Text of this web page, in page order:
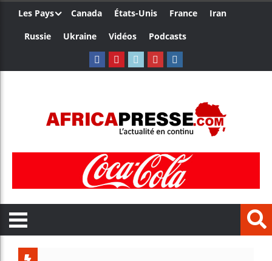
Les Pays Canada États-Unis France
Iran
Russie
Ukraine Vidéos Podcasts